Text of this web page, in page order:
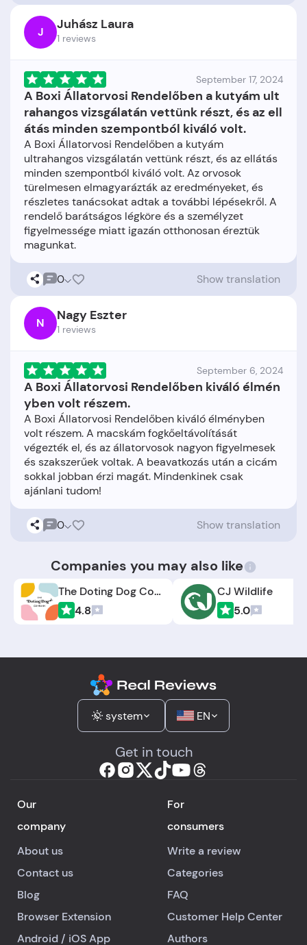
J Juhász Laura
1 reviews
September 17, 2024
A Boxi Állatorvosi Rendelőben a kutyám ult
rahangos vizsgálatán vettünk részt, és az ell
átás minden szempontból kiváló volt.
A Boxi Állatorvosi Rendelőben a kutyám
ultrahangos vizsgálatán vettünk részt, és az ellátás
minden szempontból kiváló volt. Az orvosok
türelmesen elmagyarázták az eredményeket, és
részletes tanácsokat adtak a további lépésekről. A
rendelő barátságos légköre és a személyzet
figyelmessége miatt igazán otthonosan éreztük
0 Show translation
N Nagy Eszter
1 reviews
September 6, 2024
A Boxi Állatorvosi Rendelőben kiváló élmén
yben volt részem.
A Boxi Állatorvosi Rendelőben kiváló élményben
volt részem. A macskám fogkőeltávolítását
végezték el, és az állatorvosok nagyon figyelmesek
és szakszerűek voltak. A beavatkozás után a cicám
sokkal jobban érzi magát. Mindenkinek csak
0 Show translation
Companies you may also like
The Doting Dog Company
4.8
CJ Wildlife
5.0
system EN
Get in touch
Our
company
About us
Contact us
Blog
Browser Extension
Android / iOSApp
For
consumers
Write a review
Categories
FAQ
Customer Help Center
Authors